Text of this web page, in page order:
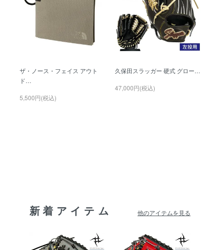
ザ・ノース・フェイス アウト
ド…
5,500円(税込)
久保田スラッガー 硬式 グロー…
47,000円(税込)
新着アイテム 他のアイテムを見る